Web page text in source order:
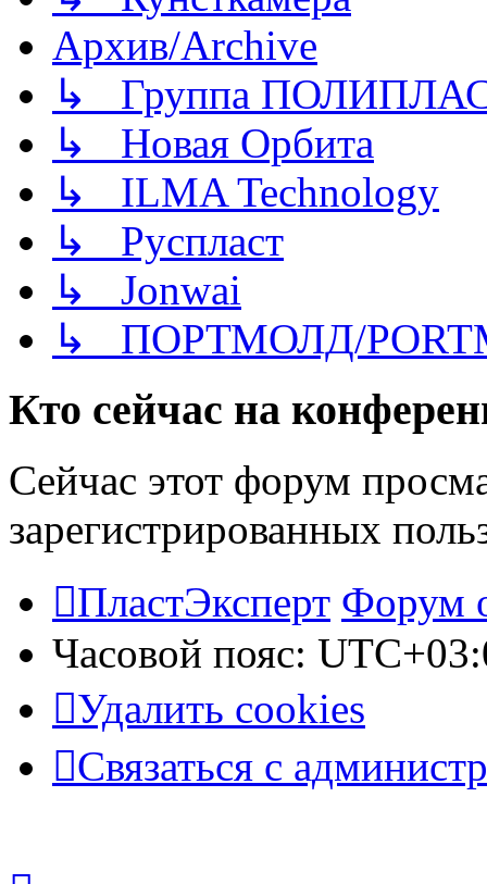
Архив/Archive
↳ Группа
↳ Новая Орбита
↳ ILMA Technology
↳ Руспласт
↳ Jonwai
↳ ПОРТМОЛД/
Кто сейчас на
Сейчас этот форум
зарегистрированных
ПластЭксперт Форум
Часовой пояс:
Удалить cookies
Связаться с